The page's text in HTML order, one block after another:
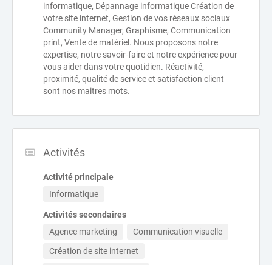
informatique, Dépannage informatique Création de
votre site internet, Gestion de vos réseaux sociaux
Community Manager, Graphisme, Communication
print, Vente de matériel. Nous proposons notre
expertise, notre savoir-faire et notre expérience pour
vous aider dans votre quotidien. Réactivité,
proximité, qualité de service et satisfaction client
sont nos maitres mots.
Activités
Activité principale
Informatique
Activités secondaires
Agence marketing
Communication visuelle
Création de site internet